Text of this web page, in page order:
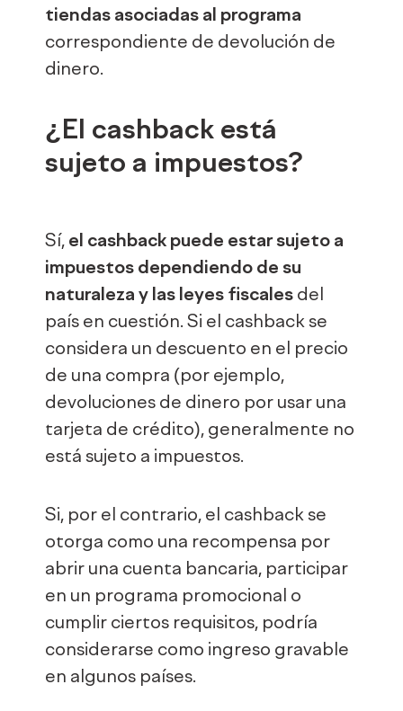
tiendas asociadas al programa
correspondiente de devolución de
dinero.
¿El cashback está
sujeto a impuestos?
Sí, el cashback puede estar sujeto a
impuestos dependiendo de su
naturaleza y las leyes fiscales del
país en cuestión. Si el cashback se
considera un descuento en el precio
de una compra (por ejemplo,
devoluciones de dinero por usar una
tarjeta de crédito), generalmente no
está sujeto a impuestos.
Si, por el contrario, el cashback se
otorga como una recompensa por
abrir una cuenta bancaria, participar
en un programa promocional o
cumplir ciertos requisitos, podría
considerarse como ingreso gravable
en algunos países.